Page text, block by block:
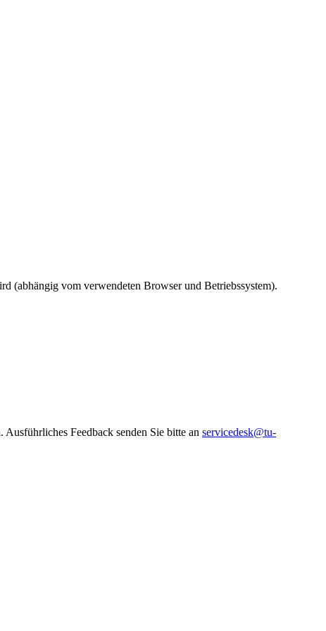
(abhängig vom verwendeten Browser und Betriebssystem).
Feedback senden Sie bitte an servicedesk@tu-